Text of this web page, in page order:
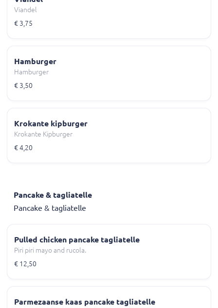
Viandel
€ 3,75
Hamburger
Hamburger
€ 3,50
Krokante kipburger
Krokante Kipburger
€ 4,20
Pancake & tagliatelle
Pancake & tagliatelle
Pulled chicken pancake tagliatelle
Piri piri mayo and rucola.
€ 12,50
Parmezaanse kaas pancake tagliatelle